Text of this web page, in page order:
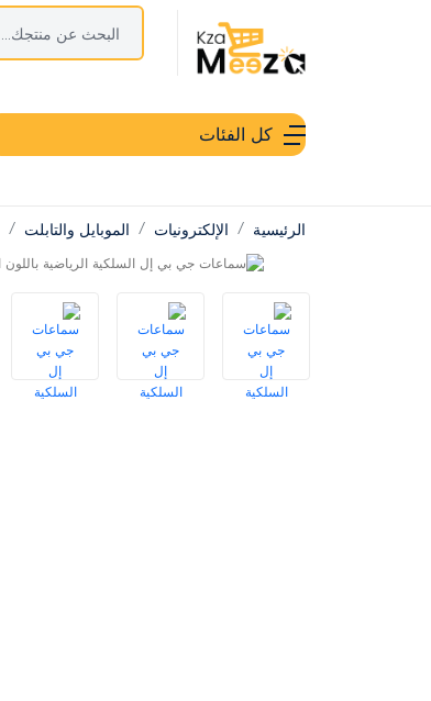
كل الفئات
الرئيسية الإلكترونيات الموبايل والتابلت